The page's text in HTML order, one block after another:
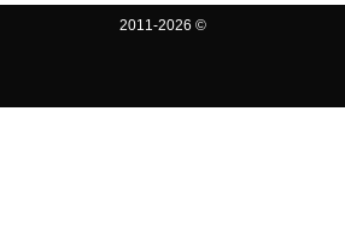
2011-2026 ©